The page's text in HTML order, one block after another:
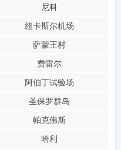
尼科
纽卡斯尔机场
萨蒙王村
费雷尔
阿伯丁试验场
圣保罗群岛
帕克佛斯
哈利